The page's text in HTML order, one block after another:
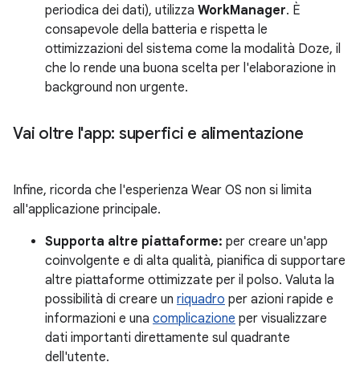
periodica dei dati), utilizza WorkManager. È
consapevole della batteria e rispetta le
ottimizzazioni del sistema come la modalità Doze, il
che lo rende una buona scelta per l'elaborazione in
background non urgente.
Vai oltre l'app: superfici e alimentazione
Infine, ricorda che l'esperienza Wear OS non si limita
all'applicazione principale.
Supporta altre piattaforme: per creare un'app
coinvolgente e di alta qualità, pianifica di supportare
altre piattaforme ottimizzate per il polso. Valuta la
possibilità di creare un riquadro per azioni rapide e
informazioni e una complicazione per visualizzare
dati importanti direttamente sul quadrante
dell'utente.